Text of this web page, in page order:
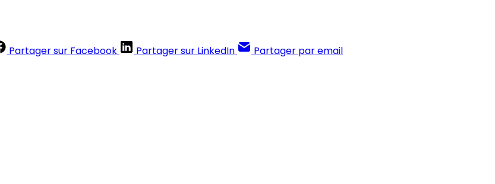
Partager sur Facebook Partager sur LinkedIn Partager par email